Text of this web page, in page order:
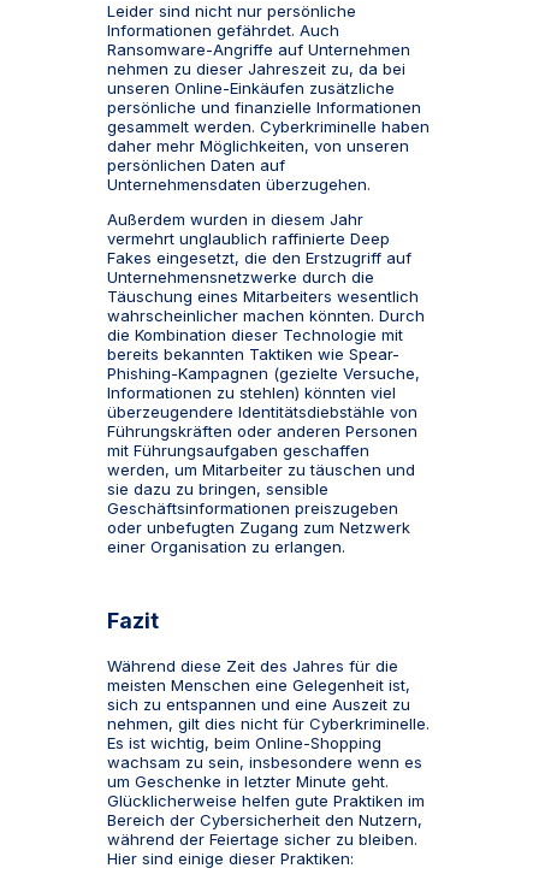
Leider sind nicht nur persönliche
Informationen gefährdet. Auch
Ransomware-Angriffe auf Unternehmen
nehmen zu dieser Jahreszeit zu, da bei
unseren Online-Einkäufen zusätzliche
persönliche und finanzielle Informationen
gesammelt werden. Cyberkriminelle haben
daher mehr Möglichkeiten, von unseren
persönlichen Daten auf
Unternehmensdaten überzugehen.
Außerdem wurden in diesem Jahr
vermehrt unglaublich raffinierte Deep
Fakes eingesetzt, die den Erstzugriff auf
Unternehmensnetzwerke durch die
Täuschung eines Mitarbeiters wesentlich
wahrscheinlicher machen könnten. Durch
die Kombination dieser Technologie mit
bereits bekannten Taktiken wie Spear-
Phishing-Kampagnen (gezielte Versuche,
Informationen zu stehlen) könnten viel
überzeugendere Identitätsdiebstähle von
Führungskräften oder anderen Personen
mit Führungsaufgaben geschaffen
werden, um Mitarbeiter zu täuschen und
sie dazu zu bringen, sensible
Geschäftsinformationen preiszugeben
oder unbefugten Zugang zum Netzwerk
einer Organisation zu erlangen.
Fazit
Während diese Zeit des Jahres für die
meisten Menschen eine Gelegenheit ist,
sich zu entspannen und eine Auszeit zu
nehmen, gilt dies nicht für Cyberkriminelle.
Es ist wichtig, beim Online-Shopping
wachsam zu sein, insbesondere wenn es
um Geschenke in letzter Minute geht.
Glücklicherweise helfen gute Praktiken im
Bereich der Cybersicherheit den Nutzern,
während der Feiertage sicher zu bleiben.
Hier sind einige dieser Praktiken: